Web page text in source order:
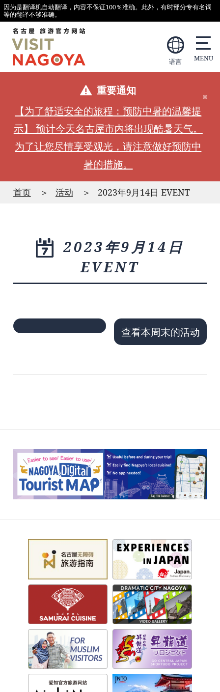
因为是翻译机自动翻译，内容不保证100％准确。此外，有时部分专有名词
等的翻译不够准确。
语言
重要通知
【为了舒适安全的旅程：预防中暑的温馨提
示】 预计今天名古屋市内将出现酷暑天气。
为了让您尽情享受观光，请注意做好预防中
暑的措施。
首页 活动 2023年9月14日 EVENT
2023年9月14日
EVENT
查看本周末的活动